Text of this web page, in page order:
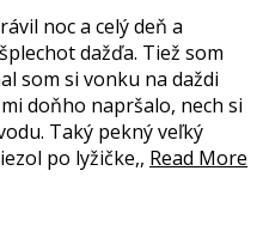
noc a celý deň a
dažďa. Tiež som
som si vonku na daždi
doňho napršalo, nech si
Taký pekný veľký
po lyžičke,, Read More